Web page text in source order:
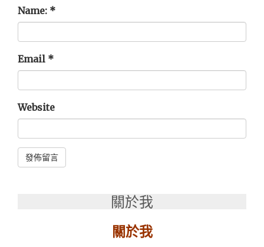
Name: *
Email *
Website
關於我
關於我